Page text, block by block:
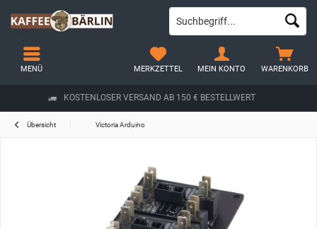
KOSTENLOSER VERSAND AB 150 € BESTELLWERT
WARENKORB
MERKZETTEL MEIN KONTO
MENÜ
Übersicht Victoria Arduino